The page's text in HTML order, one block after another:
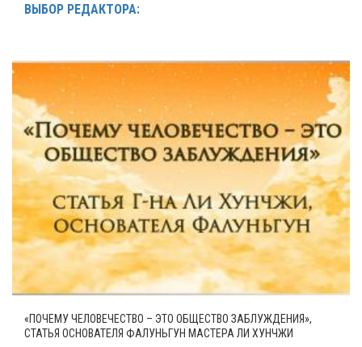
ВЫБОР РЕДАКТОРА:
«ПОЧЕМУ ЧЕЛОВЕЧЕСТВО – ЭТО ОБЩЕСТВО ЗАБЛУЖДЕНИЯ»,
СТАТЬЯ ОСНОВАТЕЛЯ ФАЛУНЬГУН МАСТЕРА ЛИ ХУНЧЖИ